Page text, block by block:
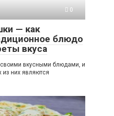
0
— как
блюдо
вкуса
своими вкусными блюдами, и
них являются